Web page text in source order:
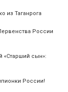
из Таганрога
России
«Старший сын»:
России!